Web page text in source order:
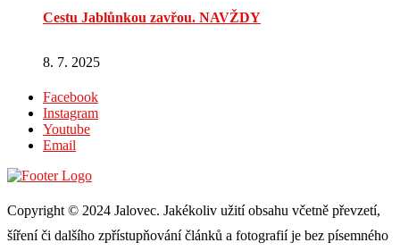
Cestu Jablůnkou zavřou. NAVŽDY
8. 7. 2025
Facebook
Instagram
Youtube
Email
Copyright © 2024 Jalovec. Jakékoliv užití obsahu včetně převzetí,
šíření či dalšího zpřístupňování článků a fotografií je bez písemného